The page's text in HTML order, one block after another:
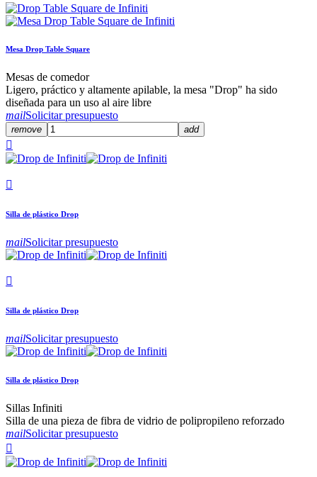
Mesa Drop Table Square
Mesas de comedor
Ligero, práctico y altamente apilable, la mesa "Drop" ha sido
diseñada para un uso al aire libre
mailSolicitar presupuesto
remove add


Silla de plástico Drop
mailSolicitar presupuesto

Silla de plástico Drop
mailSolicitar presupuesto
Silla de plástico Drop
Sillas Infiniti
Silla de una pieza de fibra de vidrio de polipropileno reforzado
mailSolicitar presupuesto
